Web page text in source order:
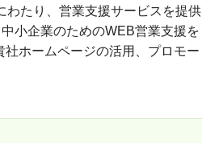
わたり、営業支援サービスを提供
小企業のためのWEB営業支援を
ホームページの活用、プロモー